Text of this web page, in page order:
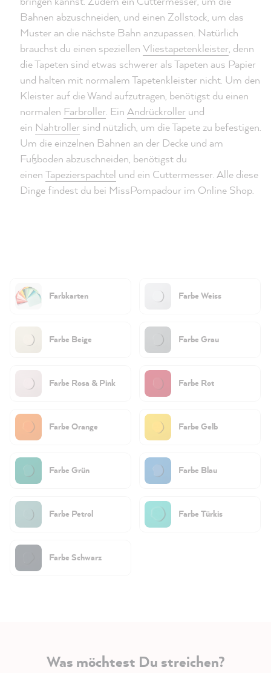
Bahnen abzuschneiden, und einen Zollstock, um das
Muster an die nächste Bahn anzupassen. Natürlich
brauchst du einen speziellen Vliestapetenkleister, denn
die Tapeten sind etwas schwerer als Tapeten aus Papier
und halten mit normalem Tapetenkleister nicht. Um den
Kleister auf die Wand aufzutragen, benötigst du einen
normalen Farbroller. Ein Andrückroller und
ein Nahtroller sind nützlich, um die Tapete zu befestigen.
Um die einzelnen Bahnen an der Decke und am
Fußboden abzuschneiden, benötigst du
einen Tapezierspachtel und ein Cuttermesser. Alle diese
Dinge findest du bei MissPompadour im Online Shop.
Farbkarten Farbe Weiss
Farbe Beige Farbe Grau
Farbe Rosa & Pink Farbe Rot
Farbe Orange Farbe Gelb
Farbe Grün Farbe Blau
Farbe Petrol Farbe Türkis
Farbe Schwarz
Was möchtest Du streichen?